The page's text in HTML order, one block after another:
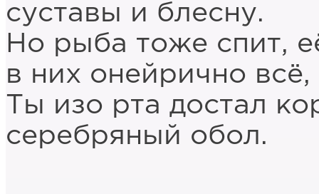
суставы и блесну.
Но рыба тоже спит,
в них онейрично
Ты изо рта достал
серебряный обол.